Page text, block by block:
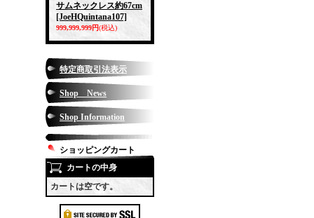
サムネックレス約67cm
[JoeHQuintana107]
999,999,999円(税込)
特定商取引法表示
Shop News
Shop Information
ショッピングカート
カートの中身
カートは空です。